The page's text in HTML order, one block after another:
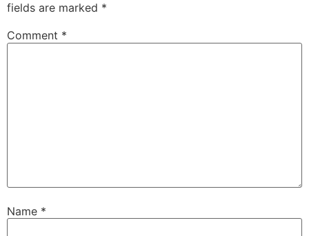
fields are marked *
Comment *
Name *